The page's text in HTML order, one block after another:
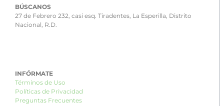
BÚSCANOS
27 de Febrero 232, casi esq. Tiradentes, La Esperilla, Distrito
Nacional, R.D.
INFÓRMATE
Términos de Uso
Políticas de Privacidad
Preguntas Frecuentes